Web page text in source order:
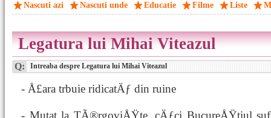
Nascuti azi Nascuti unde Educatie Filme Liste
Legatura lui Mihai Viteazul
Q: Intreaba despre Legatura lui Mihai Viteazul
- Å£ara trbuie ridicatÄƒ din ruine
- Mutat la TÃ®rgoviÅŸte, cÄƒci BucureÅŸtiul